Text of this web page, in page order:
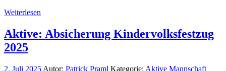
Weiterlesen
Aktive: Absicherung Kindervolksfestzug
2025
2. Juli 2025 Autor: Patrick Praml Kategorie: Aktive Mannschaft